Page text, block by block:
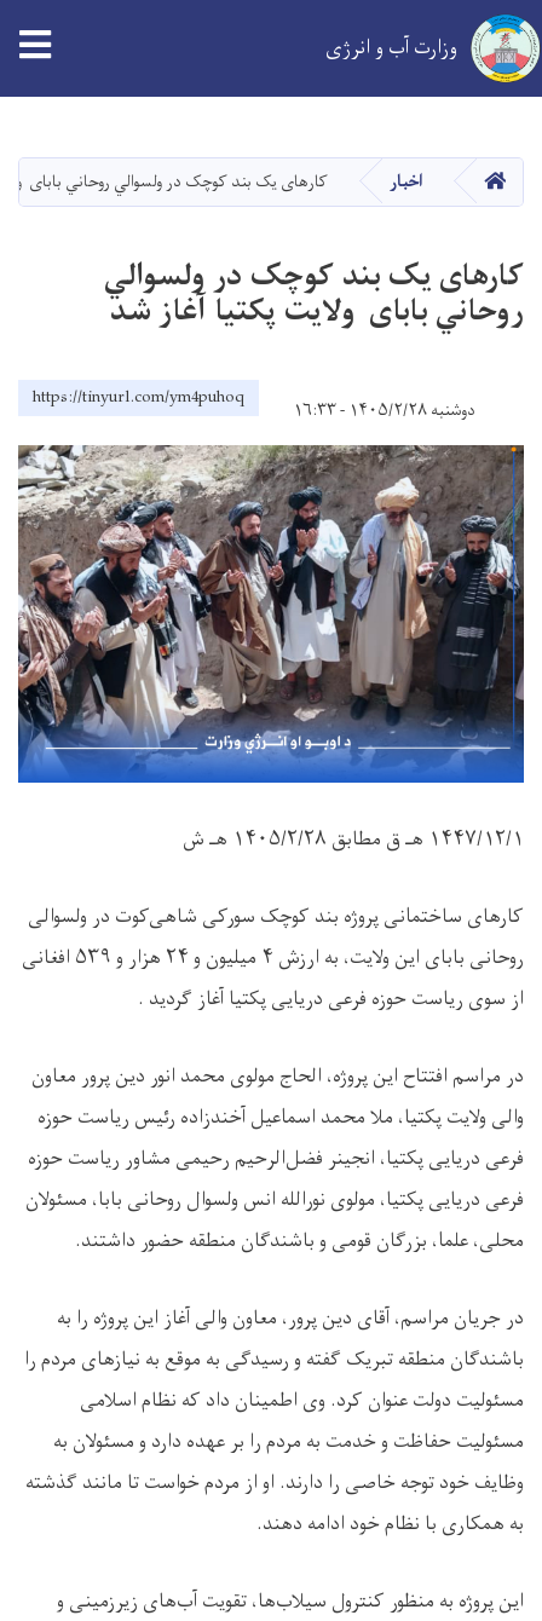
main
content
وزارت آب و انرژی
خانه اخبار کارهای یک بند کوچک در ولسوالي روحاني بابای
کارهای یک بند کوچک در ولسوالي
روحاني بابای ولایت پکتیا آغاز شد
دوشنبه ۱۴۰۵/۲/۲۸ - ۱۶:۳۳ https://tinyurl.com/ym4puhoq
۱۴۴۷/۱۲/۱ هـ ق مطابق ۱۴۰۵/۲/۲۸ هـ ش
کارهای ساختمانی پروژه بند کوچک سورکی شاهی‌کوت در ولسوالی
روحانی بابای این ولایت، به ارزش ۴ میلیون و۲۴ هزار و۵۳۹ افغانی
از سوی ریاست حوزه فرعی دریایی پکتیا آغاز گردید .
در مراسم افتتاح این پروژه، الحاج مولوی محمد انور دین ‌پرور معاون
والی ولایت پکتیا، ملا محمد اسماعیل آخندزاده رئیس ریاست حوزه
فرعی دریایی پکتیا، انجینر فضل‌الرحیم رحیمی مشاور ریاست حوزه
فرعی دریایی پکتیا، مولوی نورالله انس ولسوال روحانی بابا، مسئولان
محلی، علما، بزرگان قومی و باشندگان منطقه حضور داشتند.
در جریان مراسم، آقای دین ‌پرور، معاون والی آغاز این پروژه را به
باشندگان منطقه تبریک گفته و رسیدگی به‌ موقع به نیازهای مردم را
مسئولیت دولت عنوان کرد. وی اطمینان داد که نظام اسلامی
مسئولیت حفاظت و خدمت به مردم را بر عهده دارد و مسئولان به
وظایف خود توجه خاصی را دارند. او از مردم خواست تا مانند گذشته
به همکاری با نظام خود ادامه دهند.
این پروژه به ‌منظور کنترول سیلاب‌ها، تقویت آب‌های زیرزمینی و